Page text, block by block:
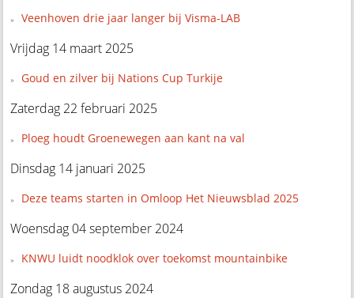
Veenhoven drie jaar langer bij Visma-LAB
Vrijdag 14 maart 2025
Goud en zilver bij Nations Cup Turkije
Zaterdag 22 februari 2025
Ploeg houdt Groenewegen aan kant na val
Dinsdag 14 januari 2025
Deze teams starten in Omloop Het Nieuwsblad 2025
Woensdag 04 september 2024
KNWU luidt noodklok over toekomst mountainbike
Zondag 18 augustus 2024